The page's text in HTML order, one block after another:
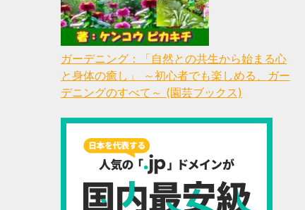
ガーデニング：「自然との共生から始まる心
と身体の癒し」 ～初心者でも楽しめる、ガー
デニングのすべて～ (園芸ブックス)